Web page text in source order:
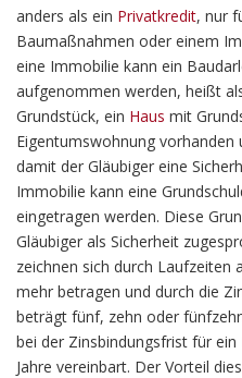
anders als ein Privatkredit, nur
Baumaßnahmen oder einem
eine Immobilie kann ein
aufgenommen werden, heißt
Grundstück, ein Haus mit
Eigentumswohnung vorhanden
damit der Gläubiger eine
Immobilie kann eine
eingetragen werden. Diese
Gläubiger als Sicherheit
zeichnen sich durch Laufzeiten
mehr betragen und durch die
beträgt fünf, zehn oder
bei der Zinsbindungsfrist für
Jahre vereinbart. Der Vorteil